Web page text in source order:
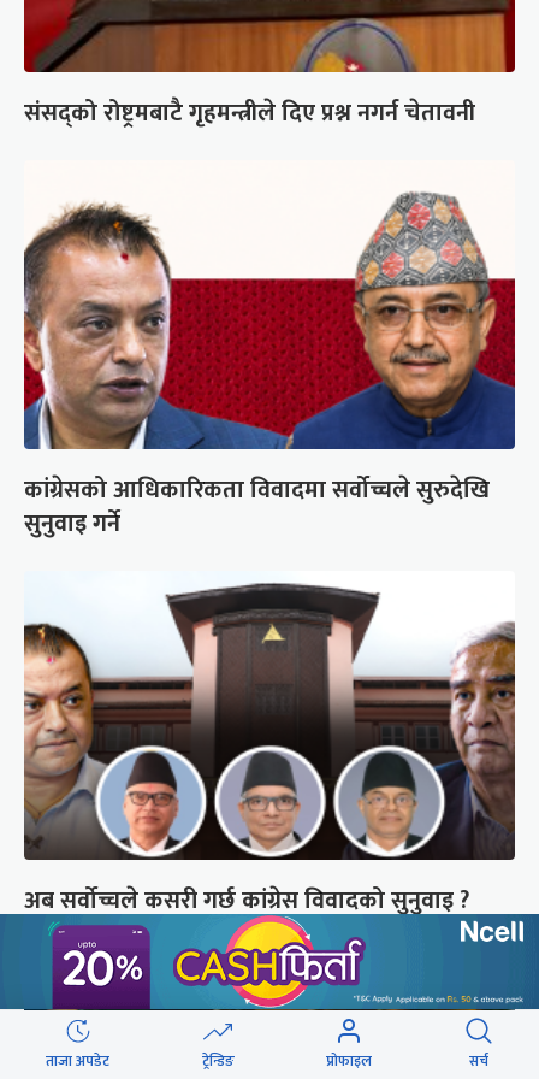
संसद्को रोष्ट्रमबाटै गृहमन्त्रीले दिए प्रश्न नगर्न चेतावनी
कांग्रेसको आधिकारिकता विवादमा सर्वोच्चले सुरुदेखि
सुनुवाइ गर्ने
अब सर्वोच्चले कसरी गर्छ कांग्रेस विवादको सुनुवाइ ?
ताजा अपडेट ट्रेन्डिङ प्रोफाइल सर्च